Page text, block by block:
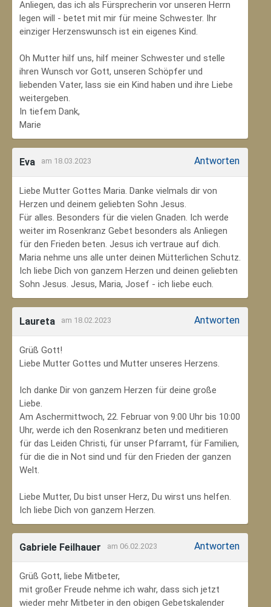
Anliegen, das ich als Fürsprecherin vor unseren Herrn
legen will - betet mit mir für meine Schwester. Ihr
einziger Herzenswunsch ist ein eigenes Kind.
Oh Mutter hilf uns, hilf meiner Schwester und stelle
ihren Wunsch vor Gott, unseren Schöpfer und
liebenden Vater, lass sie ein Kind haben und ihre Liebe
weitergeben.
In tiefem Dank,
Marie
Eva am 18.03.2023 Antworten
Liebe Mutter Gottes Maria. Danke vielmals dir von
Herzen und deinem geliebten Sohn Jesus.
Für alles. Besonders für die vielen Gnaden. Ich werde
weiter im Rosenkranz Gebet besonders als Anliegen
für den Frieden beten. Jesus ich vertraue auf dich.
Maria nehme uns alle unter deinen Mütterlichen Schutz.
Ich liebe Dich von ganzem Herzen und deinen geliebten
Sohn Jesus. Jesus, Maria, Josef - ich liebe euch.
Laureta am 18.02.2023 Antworten
Grüß Gott!
Liebe Mutter Gottes und Mutter unseres Herzens.
Ich danke Dir von ganzem Herzen für deine große
Liebe.
Am Aschermittwoch, 22. Februar von 9:00 Uhr bis 10:00
Uhr, werde ich den Rosenkranz beten und meditieren
für das Leiden Christi, für unser Pfarramt, für Familien,
für die die in Not sind und für den Frieden der ganzen
Welt.
Liebe Mutter, Du bist unser Herz, Du wirst uns helfen.
Ich liebe Dich von ganzem Herzen.
Gabriele Feilhauer am 06.02.2023 Antworten
Grüß Gott, liebe Mitbeter,
mit großer Freude nehme ich wahr, dass sich jetzt
wieder mehr Mitbeter in den obigen Gebetskalender